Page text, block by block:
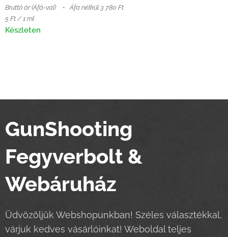
Bruttó ár (Áfá-val)
Áfa nélkül 3 780 Ft
5 Ft / 1 ml
Készleten
GunShooting
Fegyverbolt &
Webáruház
Üdvözöljük Webshopunkban! Széles választékkal,
várjuk kedves vásárlóinkat! Weboldal teljes